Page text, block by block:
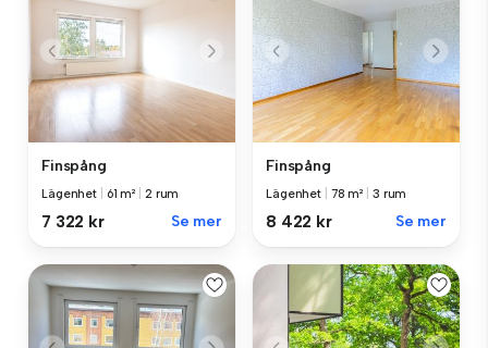
Finspång
Lägenhet 61 m² 2 rum
7 322 kr Se mer
Finspång
Lägenhet 78 m² 3 rum
8 422 kr Se mer